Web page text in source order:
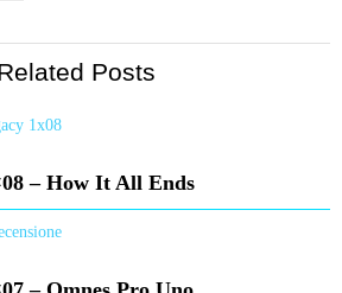
Posts
– How It All Ends